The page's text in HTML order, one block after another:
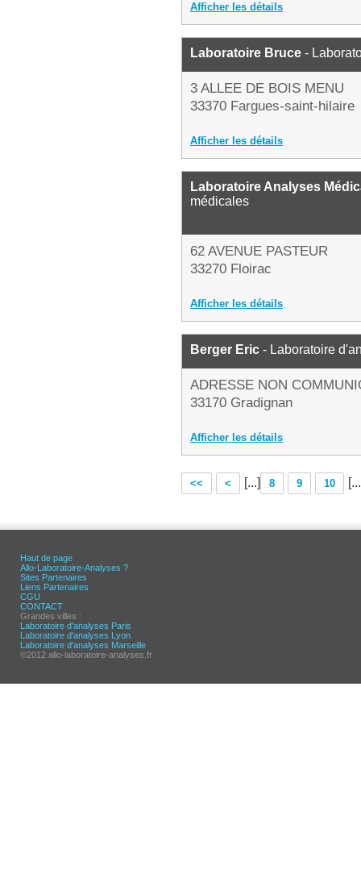
Afficher les détails
Laboratoire Bruce -
3 ALLEE DE BOIS MENU
33370 Fargues-saint-hilaire
Afficher les détails
Laboratoire Analyses
médicales
62 AVENUE PASTEUR
33270 Floirac
Afficher les détails
Berger Eric - Laboratoire
ADRESSE NON
33170 Gradignan
Afficher les détails
<< < [...] 8 9 10
Haut de page
Allo-Laboratoire-Analyses ?
Sites Partenaires
Liens Partenaires
CGU
CONTACT
Grandes villes :
Laboratoire d'analyses Paris
Laboratoire d'analyses Lyon
Laboratoire d'analyses Marseille
©2012 allo-laboratoire-analyses.fr